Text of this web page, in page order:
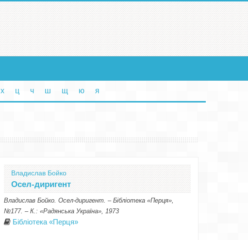
х ц ч ш щ ю я
Владислав Бойко
Осел-диригент
Владислав Бойко. Осел-диригент. – Бібліотека «Перця»,
№177. – К.: «Радянська Україна», 1973
Бібліотека «Перця»